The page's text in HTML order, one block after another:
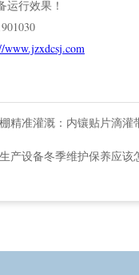
运行效果！
www.jzxdcsj.com
精准灌溉：内镶贴片滴灌
产设备冬季维护保养应该